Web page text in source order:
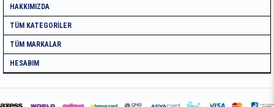
HAKKIMIZDA
TÜM KATEGORILER
TÜM MARKALAR
HESABIM